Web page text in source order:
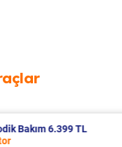
Bakım 7.218 TL
Dci Motor